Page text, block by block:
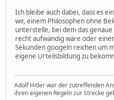
Ich bleibe auch dabei, dass es
wir, einem Philosophen ohne
unterstelle, bei dem das
recht aufwändig wäre oder
Sekunden googeln reichen um
eigene Urteilsbildung zu
Adolf Hitler war der zutreffenden
ihren eigenen Regeln zur Strecke